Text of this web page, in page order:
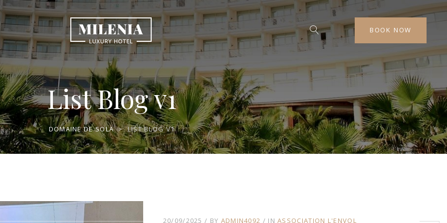
BOOK NOW
List Blog v1
DOMAINE DE SOLA > LIST BLOG V1
20/09/2025 BY ADMIN4092 INASSOCIATION L'ENVOL